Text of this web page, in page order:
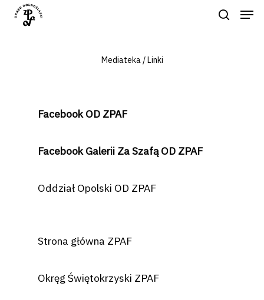
Naciśnij enter by wyszukać lub ESC
Mediateka / Linki
Facebook OD ZPAF
Facebook Galerii Za Szafą OD ZPAF
Oddział Opolski OD ZPAF
Strona główna ZPAF
Okręg Świętokrzyski ZPAF